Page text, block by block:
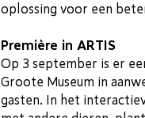
oplossing voor een
Première in ARTIS
Op 3 september is er
Groote Museum in
gasten. In het